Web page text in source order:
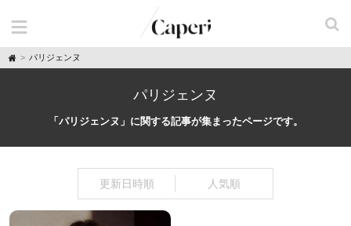
H
o
パリジェンヌ
パリジェンヌ
「パリジェンヌ」に関する記事が集まったページです。
更新日時順 人気順